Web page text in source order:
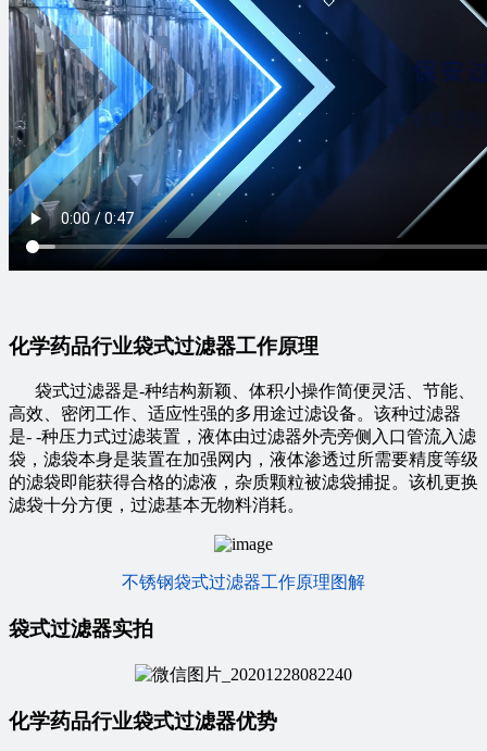
化学药品行业袋式过滤器工作原理
袋式过滤器是-种结构新颖、体积小操作简便灵活、节能、
高效、密闭工作、适应性强的多用途过滤设备。该种过滤器
是- -种压力式过滤装置，液体由过滤器外壳旁侧入口管流入滤
袋，滤袋本身是装置在加强网内，液体渗透过所需要精度等级
的滤袋即能获得合格的滤液，杂质颗粒被滤袋捕捉。该机更换
滤袋十分方便，过滤基本无物料消耗。
不锈钢袋式过滤器工作原理图解
袋式过滤器实拍
化学药品行业袋式过滤器优势